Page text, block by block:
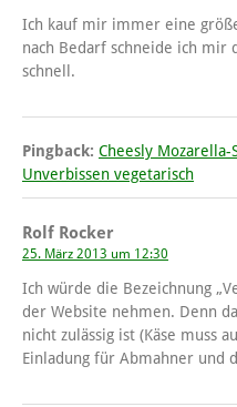
Ich kauf mir immer eine
nach Bedarf schneide ich mir
schnell.
Pingback: Cheesly Mozarella-
Unverbissen vegetarisch
Rolf Rocker
25. März 2013 um 12:30
Ich würde die Bezeichnung
der Website nehmen. Denn
nicht zulässig ist (Käse muss
Einladung für Abmahner und